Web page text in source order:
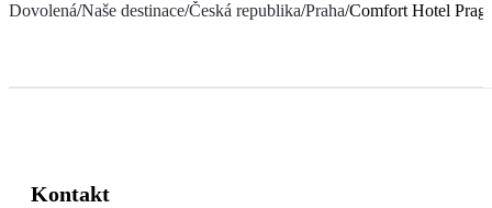
Dovolená/Naše destinace/Česká republika/Praha/Comfort Hotel
Kontakt